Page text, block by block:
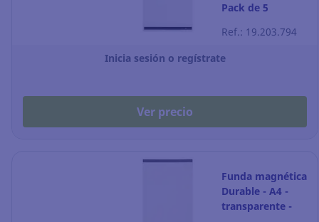
Pack de 5
Ref.: 19.203.794
Inicia sesión o regístrate
Ver precio
Funda magnética
Durable - A4 -
transparente -